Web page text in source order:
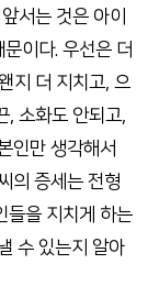
서는 것은 아이
이다. 우선은 더
지 더 지치고, 으
, 소화도 안되고,
인만 생각해서
의 증세는 전형
들을 지치게 하는
수 있는지 알아